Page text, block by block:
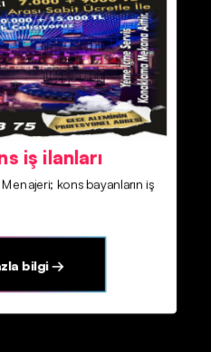
iş ilanları
kons bayanların iş
bilgi →